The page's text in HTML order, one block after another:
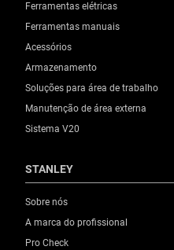
Ferramentas elétricas
Ferramentas manuais
Acessórios
Armazenamento
Soluções para área de trabalho
Manutenção de área externa
Sistema V20
STANLEY
Sobre nós
A marca do profissional
Pro Check